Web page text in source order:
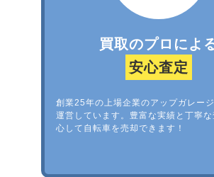
買取のプロによ
安心査定
創業25年の上場企業のアップガレー
運営しています。豊富な実績と丁寧
心して自転車を売却できます！